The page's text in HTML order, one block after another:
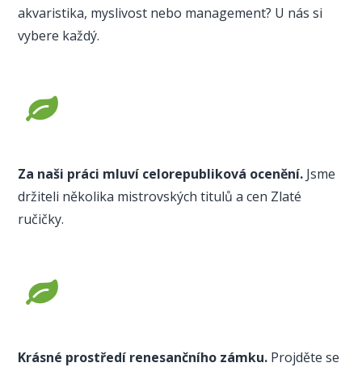
akvaristika, myslivost nebo management? U nás si
vybere každý.
Za naši práci mluví celorepubliková ocenění. Jsme
držiteli několika mistrovských titulů a cen Zlaté
ručičky.
Krásné prostředí renesančního zámku. Projděte se